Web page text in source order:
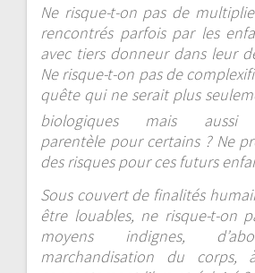
Ne risque-t-on pas de
rencontrés parfois par les
avec tiers donneur dans leur
Ne risque-t-on pas de
quête qui ne serait plus
biologiques mais
parentèle pour certains ? Ne
des risques pour ces futurs
Sous couvert de finalités
être louables, ne risque-t-on
moyens indignes,
marchandisation du corps,